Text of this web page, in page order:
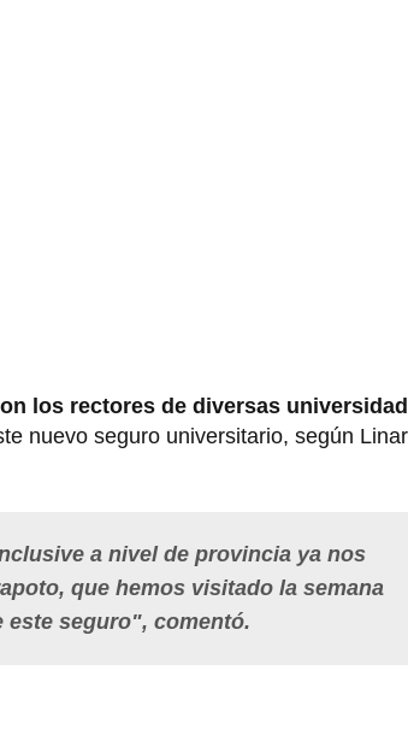
los rectores de diversas
nuevo seguro universitario, según
a nivel de provincia ya nos
, que hemos visitado la semana
este seguro", comentó.